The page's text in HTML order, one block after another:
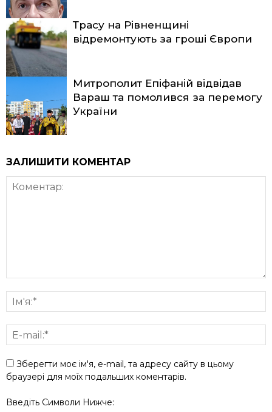
Трасу на Рівненщині
відремонтують за гроші Європи
Митрополит Епіфаній відвідав
Вараш та помолився за перемогу
України
ЗАЛИШИТИ КОМЕНТАР
Зберегти моє ім'я, e-mail, та адресу сайту в цьому
браузері для моїх подальших коментарів.
Введіть Символи Нижче: